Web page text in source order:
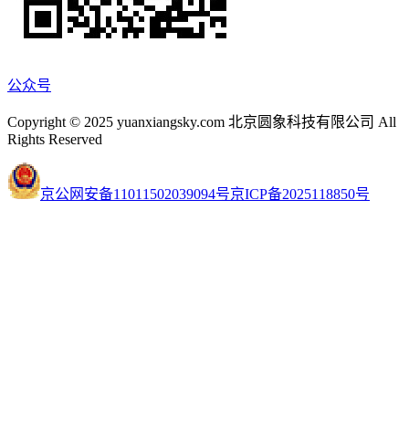
公众号
Copyright © 2025 yuanxiangsky.com 北京圆象科技有限公司 All
Rights Reserved
京公网安备11011502039094号京ICP备2025118850号